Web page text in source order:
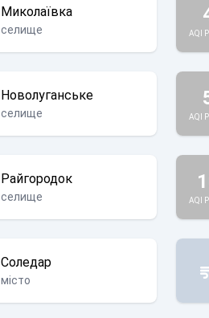
Миколаївка
селище AQI
Новолуганське
селище AQI
Райгородок
селище AQI
Соледар
місто